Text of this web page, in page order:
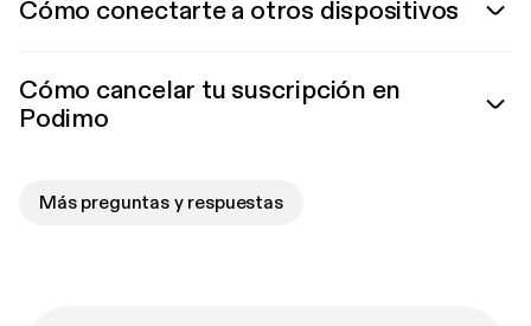
Cómo conectarte a otros dispositivos
Cómo cancelar tu suscripción en
Podimo
Más preguntas y respuestas